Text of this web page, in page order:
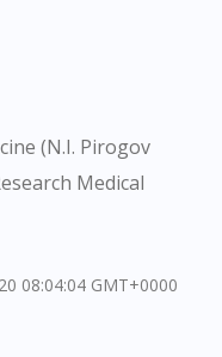
to head over to
Singapore
me
(N.I. Pirogov
Medical
08:04:04 GMT+0000